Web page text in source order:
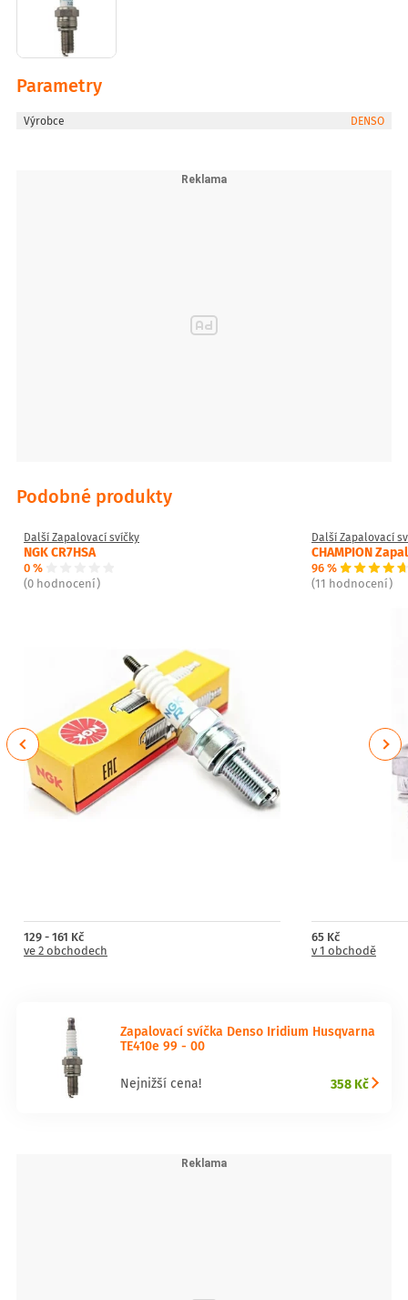
Parametry
Výrobce DENSO
Podobné produkty
Další Zapalovací svíčky
NGK CR7HSA
0 %
(0 hodnocení)
129 - 161 Kč
ve 2 obchodech
Další Zapalovací
CHAMPION
96 %
(11 hodnocení)
65 Kč
v 1 obchodě
Previous Next
Zapalovací svíčka Denso Iridium Husqvarna
TE410e 99 - 00
Nejnižší cena! 358 Kč